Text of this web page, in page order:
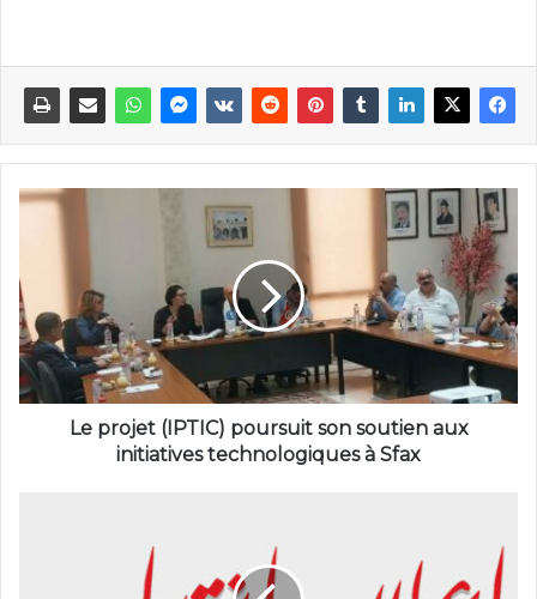
Le projet (IPTIC) poursuit son soutien aux
initiatives technologiques à Sfax